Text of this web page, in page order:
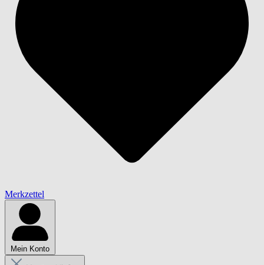
Merkzettel
Mein Konto